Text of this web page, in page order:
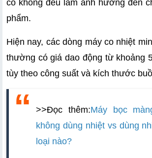
co không đều làm ảnh hưởng đến
phẩm.
Hiện nay, các dòng máy co nhiệt
thường có giá dao động từ khoảng
tùy theo công suất và kích thước
>>Đọc thêm:Máy bọc
không dùng nhiệt vs dùng
loại nào?